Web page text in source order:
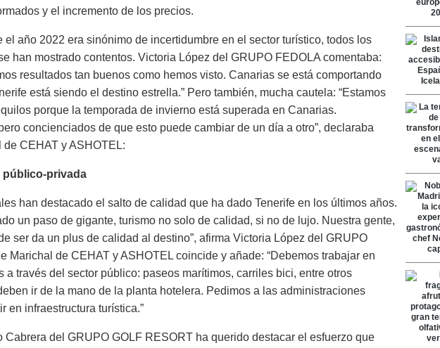
y el incremento de los precios.
el año 2022 era sinónimo de incertidumbre en el sector turístico, todos los
han mostrado contentos. Victoria López del GRUPO FEDOLA comentaba:
resultados tan buenos como hemos visto. Canarias se está comportando
está siendo el destino estrella.” Pero también, mucha cautela: “Estamos
porque la temporada de invierno está superada en Canarias.
concienciados de que esto puede cambiar de un día a otro”, declaraba
de CEHAT y ASHOTEL:
privada
han destacado el salto de calidad que ha dado Tenerife en los últimos años.
un paso de gigante, turismo no solo de calidad, si no de lujo. Nuestra gente,
ser da un plus de calidad al destino”, afirma Victoria López del GRUPO
Marichal de CEHAT y ASHOTEL coincide y añade: “Debemos trabajar en
a través del sector público: paseos marítimos, carriles bici, entre otros
ir de la mano de la planta hotelera. Pedimos a las administraciones
en infraestructura turística.”
Cabrera del GRUPO GOLF RESORT ha querido destacar el esfuerzo que